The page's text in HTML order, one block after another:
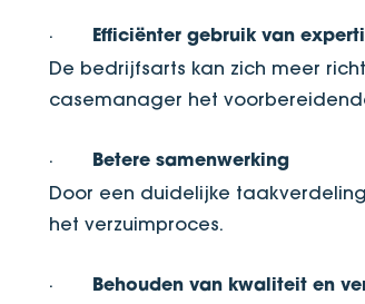
· Efficiënter gebruik van
De bedrijfsarts kan zich meer
casemanager het
· Betere samenwerking
Door een duidelijke
het verzuimproces.
· Behouden van kwaliteit en